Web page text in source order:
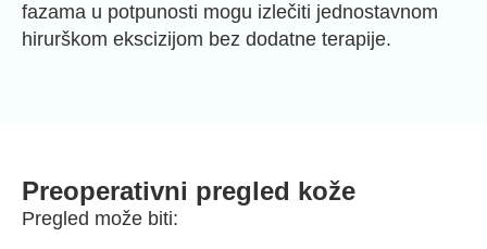
fazama u potpunosti mogu izlečiti jednostavnom
hirurškom ekscizijom bez dodatne terapije.
Preoperativni pregled kože
Pregled može biti: